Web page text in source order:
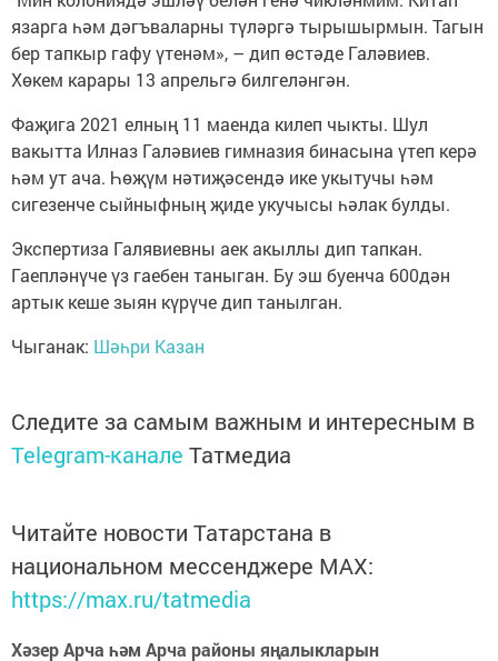
язарга һәм дәгъваларны түләргә тырышырмын. Тагын
бер тапкыр гафу үтенәм», – дип өстәде Галәвиев.
Хөкем карары 13 апрельгә билгеләнгән.
Фаҗига 2021 елның 11 маенда килеп чыкты. Шул
вакытта Илназ Галәвиев гимназия бинасына үтеп керә
һәм ут ача. Һөҗүм нәтиҗәсендә ике укытучы һәм
сигезенче сыйныфның җиде укучысы һәлак булды.
Экспертиза Галявиевны аек акыллы дип тапкан.
Гаепләнүче үз гаебен таныган. Бу эш буенча 600дән
артык кеше зыян күрүче дип танылган.
Чыганак: Шәһри Казан
Следите за самым важным и интересным в
Telegram-канале Татмедиа
Читайте новости Татарстана в
национальном мессенджере MАХ:
https://max.ru/tatmedia
Хәзер Арча һәм Арча районы яңалыкларын